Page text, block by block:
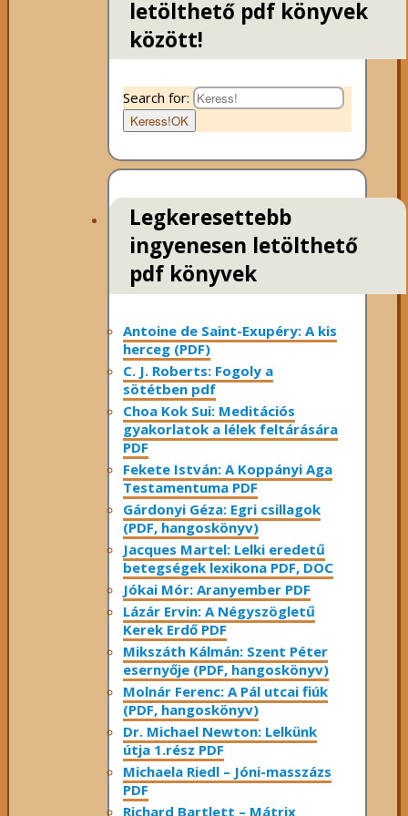
letölthető pdf könyvek
között!
Search for:
Keress!OK
Legkeresettebb
ingyenesen letölthető
pdf könyvek
Antoine de Saint-Exupéry: A kis
herceg (PDF)
C. J. Roberts: Fogoly a
sötétben pdf
Choa Kok Sui: Meditációs
gyakorlatok a lélek feltárására
PDF
Fekete István: A Koppányi Aga
Testamentuma PDF
Gárdonyi Géza: Egri csillagok
(PDF, hangoskönyv)
Jacques Martel: Lelki eredetű
betegségek lexikona PDF, DOC
Jókai Mór: Aranyember PDF
Lázár Ervin: A Négyszögletű
Kerek Erdő PDF
Mikszáth Kálmán: Szent Péter
esernyője (PDF, hangoskönyv)
Molnár Ferenc: A Pál utcai fiúk
(PDF, hangoskönyv)
Dr. Michael Newton: Lelkünk
útja 1.rész PDF
Michaela Riedl – Jóni-masszázs
PDF
Richard Bartlett – Mátrix